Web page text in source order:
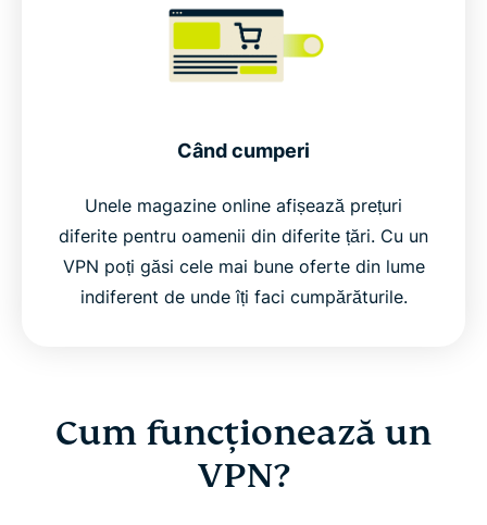
Când cumperi
Unele magazine online afișează prețuri
diferite pentru oamenii din diferite țări. Cu un
VPN poți găsi cele mai bune oferte din lume
indiferent de unde îți faci cumpărăturile.
Cum funcționează un
VPN?